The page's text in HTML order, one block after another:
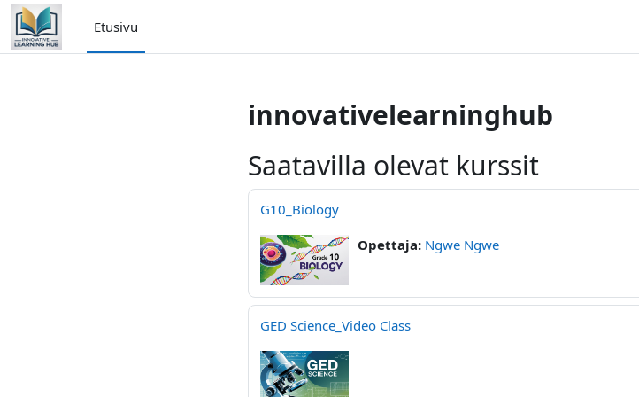
Siirry pääsisältöön
Etusivu
innovativelearninghub
Saatavilla olevat kurssit
G10_Biology
Opettaja: Ngwe Ngwe
GED Science_Video Class